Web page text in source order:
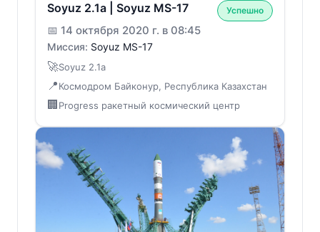
Soyuz 2.1a | Soyuz MS-17 Успешно
📅 14 октября 2020 г. в 08:45
Миссия: Soyuz MS-17
🚀Soyuz 2.1a
📍Космодром Байконур, Республика Казахстан
🏢 Progress ракетный космический центр